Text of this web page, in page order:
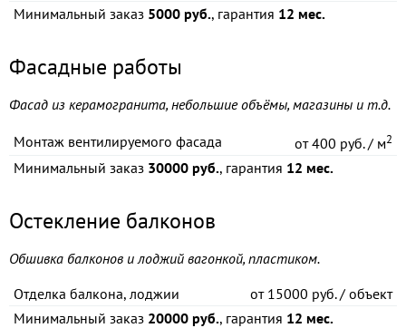
Минимальный заказ 5000 руб., гарантия 12 мес.
Фасадные работы
Фасад из керамогранита, небольшие объёмы, магазины и т.д.
Монтаж вентилируемого фасада от400 руб. / м2
Минимальный заказ 30000 руб., гарантия 12 мес.
Остекление балконов
Обшивка балконов и лоджий вагонкой, пластиком.
Отделка балкона, лоджии
от15000 руб. / объект
Минимальный заказ 20000 руб., гарантия 12 мес.